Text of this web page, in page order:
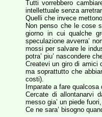
Tutti vorrebbero
intellettuale senza
Quelli che invece
Non penso che le cose
giorno in cui qualche
speculazione avverra’
mossi per salvare le
potra’ piu’ nascondere
Createvi un giro di amici
ma soprattutto che
costi).
Imparate a fare
Cercate di allontanarvi
messo gia’ un piede
Ce ne sara’ bisogno